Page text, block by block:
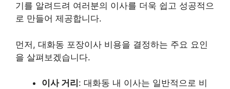
기를 알려드려 여러분의 이사를 더욱 쉽고 성공적으
로 만들어 제공합니다.
먼저, 대화동 포장이사 비용을 결정하는 주요 요인
을 살펴보겠습니다.
이사 거리 : 대화동 내 이사는 일반적으로 비